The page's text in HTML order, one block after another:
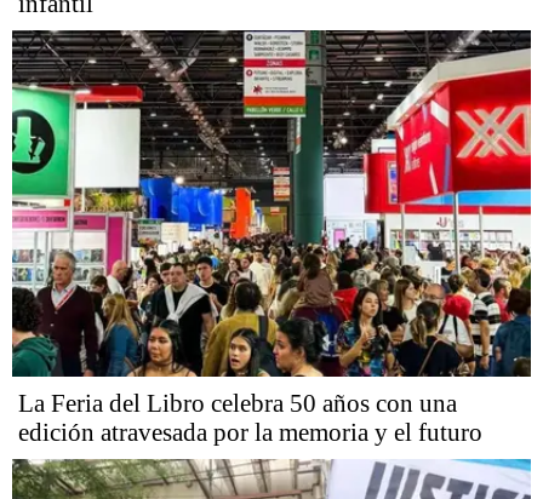
La Feria del Libro celebra 50 años con una
edición atravesada por la memoria y el futuro